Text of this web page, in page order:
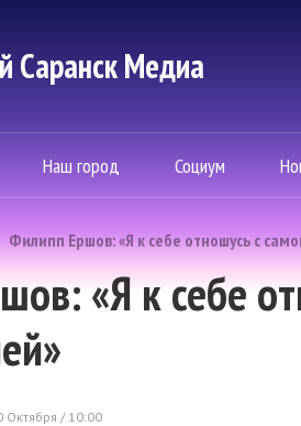
Саранск Mедиа
Наш город Социум
Филипп Ершов: «Я к себе отношусь с
«Я к себе
Октября / 10:00